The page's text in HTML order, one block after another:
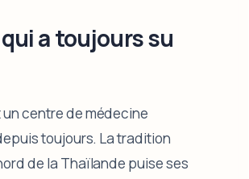
a toujours su
un centre de médecine
toujours. La tradition
de la Thaïlande puise ses